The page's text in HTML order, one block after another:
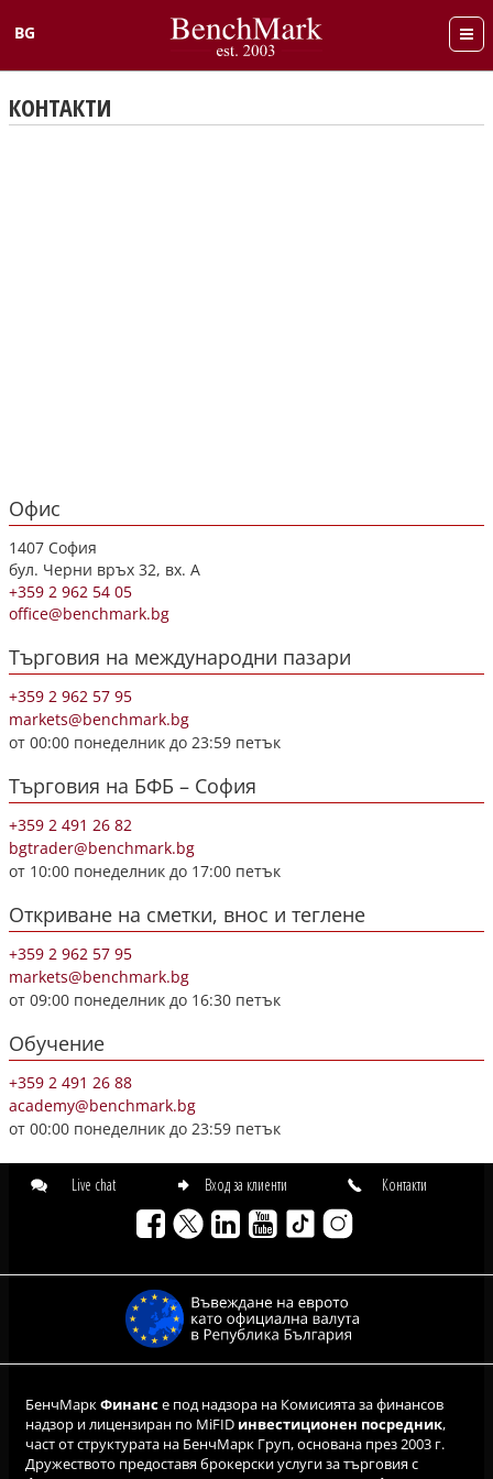
BG
English
КОНТАКТИ
Офис
1407 София
бул. Черни връх 32, вх. А
+359 2 962 54 05
office@benchmark.bg
Търговия на международни пазари
+359 2 962 57 95
markets@benchmark.bg
от 00:00 понеделник до 23:59 петък
Търговия на БФБ – София
+359 2 491 26 82
bgtrader@benchmark.bg
от 10:00 понеделник до 17:00 петък
Откриване на сметки, внос и теглене
+359 2 962 57 95
markets@benchmark.bg
от 09:00 понеделник до 16:30 петък
Обучение
+359 2 491 26 88
academy@benchmark.bg
от 00:00 понеделник до 23:59 петък
Live chat Вход за клиенти Контакти
БенчМаркФинансе под надзора на Комисията за финансов
надзор и лицензиран по MiFID инвестиционен посредник,
част от структурата на БенчМарк Груп, основана през 2003 г.
Дружеството предоставя брокерски услуги за търговия с